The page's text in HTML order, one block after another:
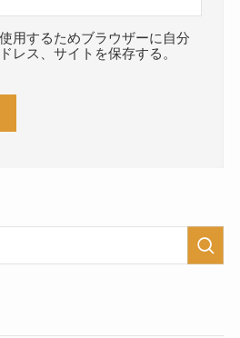
用するためブラウザーに自分
レス、サイトを保存する。